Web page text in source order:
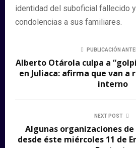
identidad del suboficial fallecido
condolencias a sus familiares.
PUBLICACIÓN
Alberto Otárola culpa a
en Juliaca: afirma que van a
interno
NEXT POST
Algunas organizaciones de
desde éste miércoles 11 de